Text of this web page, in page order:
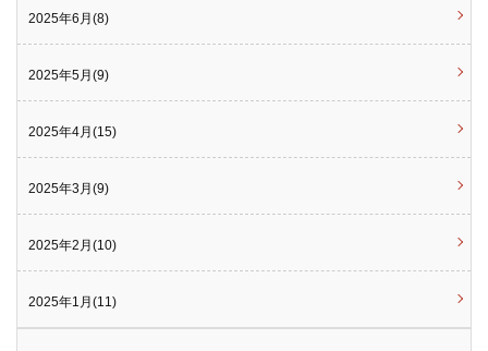
2025年6月(8)
2025年5月(9)
2025年4月(15)
2025年3月(9)
2025年2月(10)
2025年1月(11)